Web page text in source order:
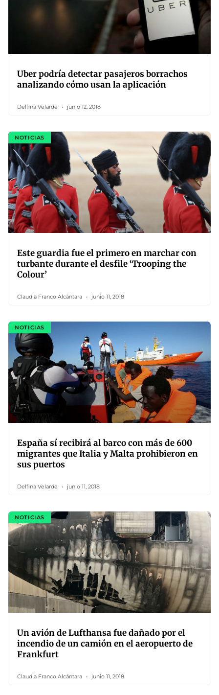
Uber podría detectar pasajeros borrachos
analizando cómo usan la aplicación
Delfina Velarde junio 12, 2018
NOTICIAS
Este guardia fue el primero en marchar con
turbante durante el desfile ‘Trooping the
Colour’
Claudia Franco Alcántara junio 11, 2018
NOTICIAS
España sí recibirá al barco con más de 600
migrantes que Italia y Malta prohibieron en
sus puertos
Delfina Velarde junio 11, 2018
NOTICIAS
Un avión de Lufthansa fue dañado por el
incendio de un camión en el aeropuerto de
Frankfurt
Claudia Franco Alcántara junio 11, 2018